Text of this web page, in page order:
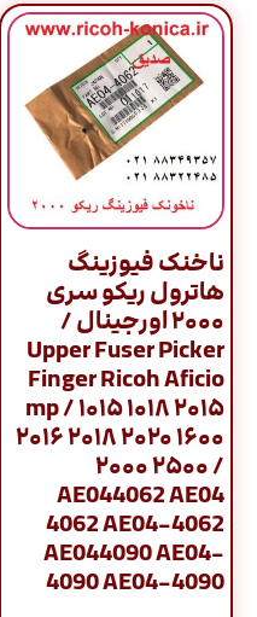
ناخنک فیوزینگ
هاترول ریکو سری
۲۰۰۰ اورجینال /
Upper Fuser Picker
Finger Ricoh Aficio
mp / ۱۰۱۵ ۱۰۱۸ ۲۰۱۵
۲۰۱۶ ۲۰۱۸ ۲۰۲۰ ۱۶۰۰
۲۰۰۰ ۲۵۰۰ /
AE044062 AE04
4062 AE04-4062
AE044090 AE04-
4090 AE04-4090